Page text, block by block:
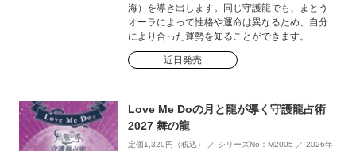
海）を導き出します。同じ守護龍でも、まとう
オーラによって性格や運命は異なるため、自分
により合った運勢を知ることができます。
近日発売
Love Me Doの月と龍が導く守護龍占術
2027 舞の龍
定価1,320円（税込） ／ シリーズNo：M2005 ／ 2026年